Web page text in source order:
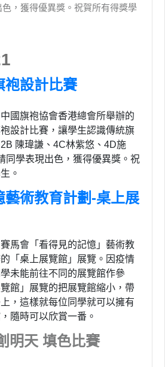
，獲得優異獎。祝賀所有得獎學
袍設計比賽
國旗袍協會香港總會所舉辦的
設計比賽，讓學生認識傳統旗
陳瑋謙、4C林紫悠、4D施
同學表現出色，獲得優異獎。祝
。
藝術教育計劃-桌上展
馬會「看得見的記憶」藝術教
「桌上展覽館」展覽。因疫情
未能前往不同的展覽館作參
館」展覽的把展覽館縮小，帶
，這樣就每位同學就可以擁有
隨時可以欣賞一番。
明天 填色比賽